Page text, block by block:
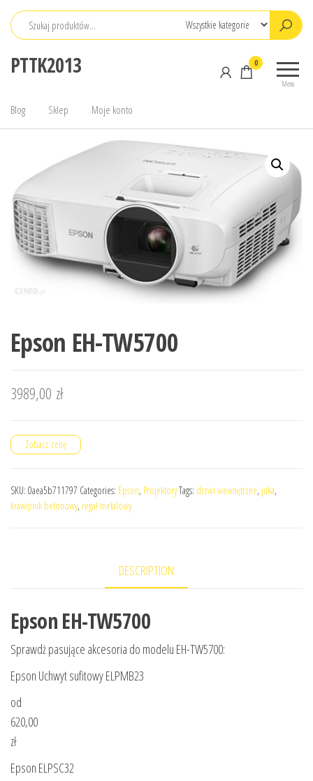
Przejdź
PTTK2013
Menu
0
Blog Sklep Moje konto
Epson EH-TW5700
3989,00 zł
Zobacz cenę
SKU: 0aea5b711797 Categories: Epson, ProjektoryTags: drzwi wewnętrzne, juka,
krawężnik betonowy, regał metalowy
DESCRIPTION
Epson EH-TW5700
Sprawdż pasujące akcesoria do modelu EH-TW5700:
Epson Uchwyt sufitowy ELPMB23
od
620,00
zł
Epson ELPSC32